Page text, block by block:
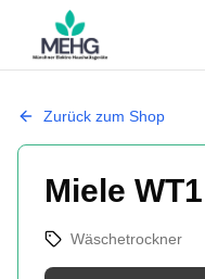
Zurück zum Shop
Miele WT1
Wäschetrockner